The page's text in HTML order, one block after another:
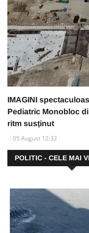
IMAGINI
Pediatric Monobloc
ritm susținut
05 August 12:32
POLITIC - CELE MAI